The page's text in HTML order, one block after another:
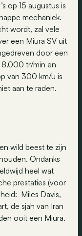
op 15 augustus is
mechaniek.
wordt, zal vele
een Miura SV uit
door een
8.000 tr/min en
van 300 km/u is
aan te raden.
wild beest te zijn
Ondanks
heel wat
prestaties (voor
Miles Davis,
de sjah van Iran
ooit een Miura.